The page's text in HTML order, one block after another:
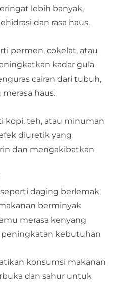
lebih banyak,
dan rasa haus.
permen, cokelat, atau
kadar gula
cairan dari tubuh,
haus.
kopi, teh, atau minuman
diuretik yang
dan mengakibatkan
daging berlemak,
berminyak
merasa kenyang
kebutuhan
konsumsi makanan
dan sahur untuk